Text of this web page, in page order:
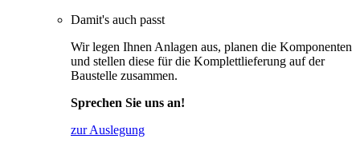
Damit's auch passt
Wir legen Ihnen Anlagen aus, planen die Komponenten
und stellen diese für die Komplettlieferung auf der
Baustelle zusammen.
Sprechen Sie uns an!
zur Auslegung